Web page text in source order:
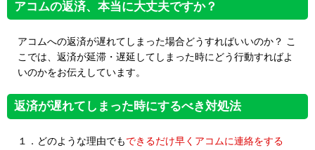
アコムの返済、本当に大丈夫ですか？
アコムへの返済が遅れてしまった場合どうすればいいのか？ こ
こでは、返済が延滞・遅延してしまった時にどう行動すればよ
いのかをお伝えしています。
返済が遅れてしまった時にするべき対処法
１．どのような理由でもできるだけ早くアコムに連絡をする